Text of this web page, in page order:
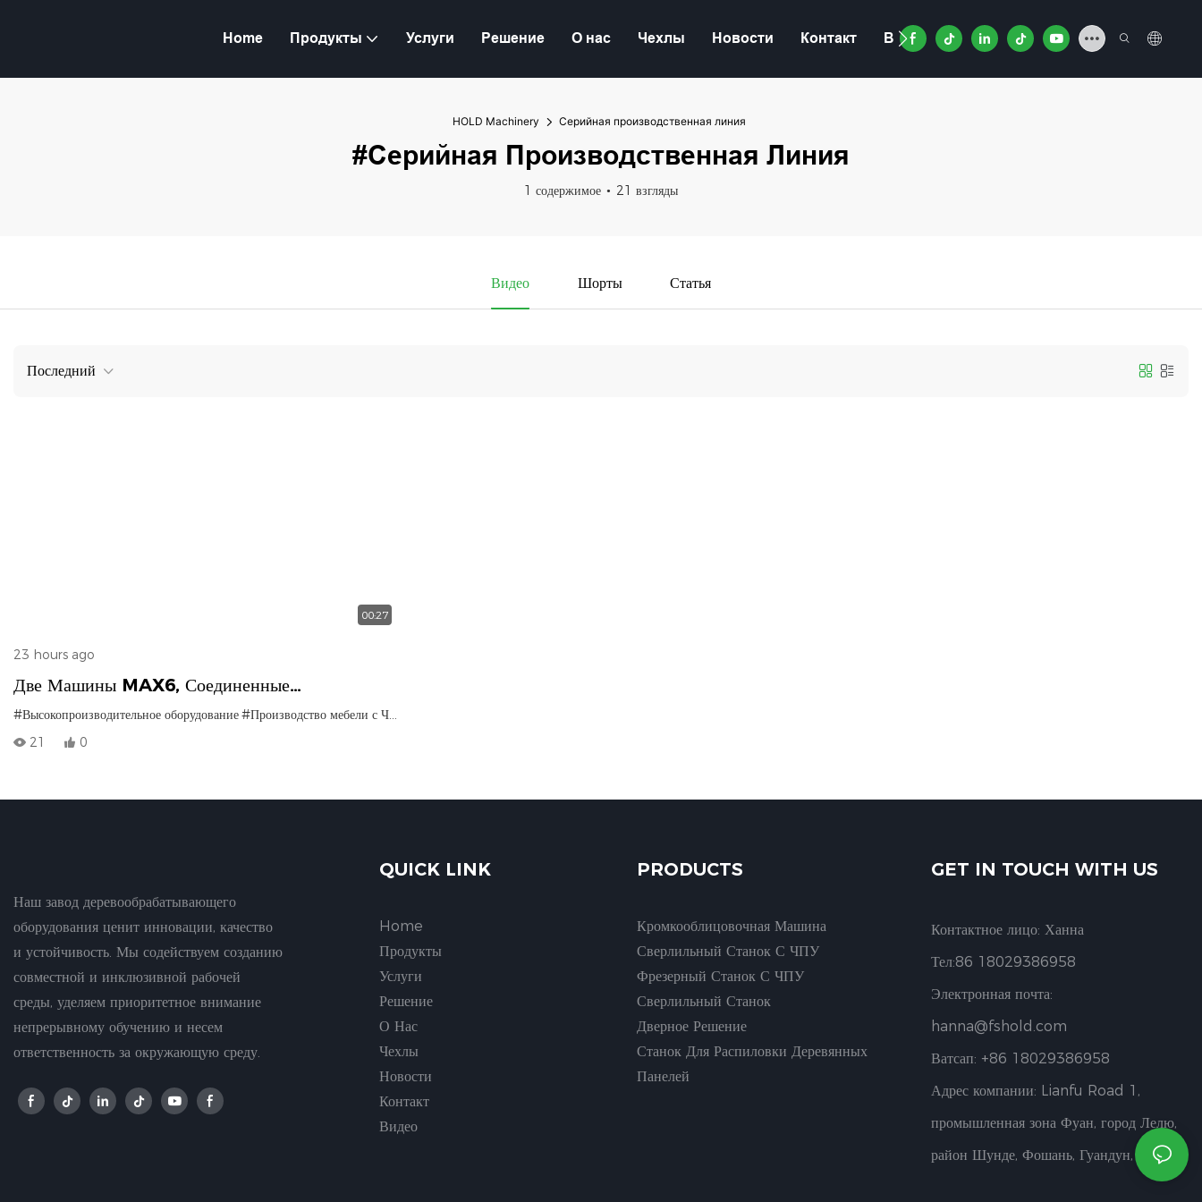
Home Продукты Услуги Решение О нас Чехлы Новости Контакт Видео
HOLD Machinery Серийная производственная линия
#Серийная Производственная Линия
1 содержимое 21 взгляды
Видео Шорты Статья
Последний
00:27
23 hours ago
Две Машины MAX6, Соединенные
Последовательно | Сколько Односторонних
Шестигранных Сверлильных Станков Могут
#Высокопроизводительное оборудование#Производство мебели с ЧПУ
21
0
Наш завод деревообрабатывающего
оборудования ценит инновации, качество
и устойчивость. Мы содействуем созданию
совместной и инклюзивной рабочей
среды, уделяем приоритетное внимание
непрерывному обучению и несем
ответственность за окружающую среду.
QUICK LINK
Home
Продукты
Услуги
Решение
О Нас
Чехлы
Новости
Контакт
Видео
PRODUCTS
Кромкооблицовочная Машина
Сверлильный Станок С ЧПУ
Фрезерный Станок С ЧПУ
Сверлильный Станок
Дверное Решение
Станок Для Распиловки Деревянных
Панелей
GET IN TOUCH WITH US
Контактное лицо: Ханна
Тел:86 18029386958
Электронная почта:
hanna@fshold.com
Ватсап: +86 18029386958
Адрес компании: Lianfu Road 1,
промышленная зона Фуан, город Лелю,
район Шунде, Фошань, Гуандун, Китай